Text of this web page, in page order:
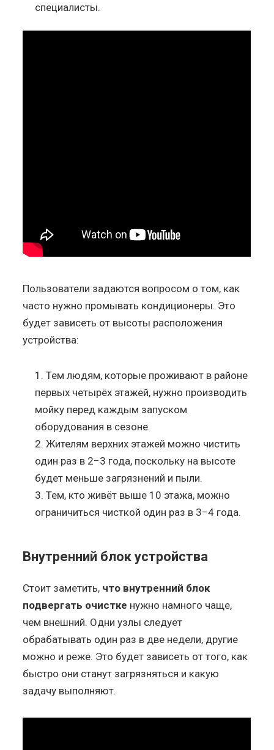
специалисты.
Пользователи задаются вопросом о том, как
часто нужно промывать кондиционеры. Это
будет зависеть от высоты расположения
устройства:
Тем людям, которые проживают в районе
первых четырёх этажей, нужно производить
мойку перед каждым запуском
оборудования в сезоне.
Жителям верхних этажей можно чистить
один раз в 2−3 года, поскольку на высоте
будет меньше загрязнений и пыли.
Тем, кто живёт выше 10 этажа, можно
ограничиться чисткой один раз в 3−4 года.
Внутренний блок устройства
Стоит заметить, что внутренний блок
подвергать очистке нужно намного чаще,
чем внешний. Одни узлы следует
обрабатывать один раз в две недели, другие
можно и реже. Это будет зависеть от того, как
быстро они станут загрязняться и какую
задачу выполняют.